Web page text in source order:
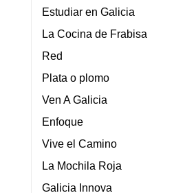
Estudiar en Galicia
La Cocina de Frabisa
Red
Plata o plomo
Ven A Galicia
Enfoque
Vive el Camino
La Mochila Roja
Galicia Innova